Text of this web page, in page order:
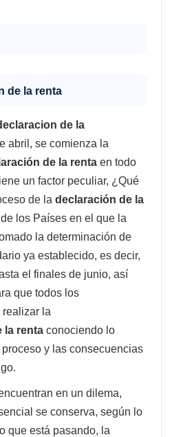
de la renta
de la
abril, se comienza la
de la renta en todo
un factor peculiar, ¿Qué
de la declaración de la
los Países en el que la
la determinación de
ya establecido, es decir,
el finales de junio, así
que todos los
la
la renta conociendo lo
y las consecuencias
en un dilema,
se conserva, según lo
que está pasando, la